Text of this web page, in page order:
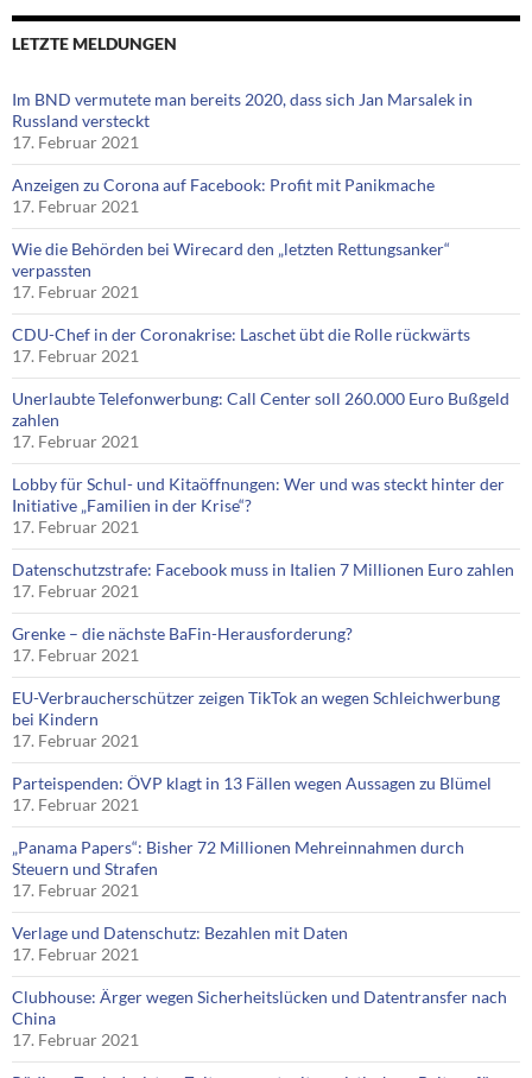
LETZTE MELDUNGEN
Im BND vermutete man bereits 2020, dass sich Jan Marsalek in
Russland versteckt
17. Februar 2021
Anzeigen zu Corona auf Facebook: Profit mit Panikmache
17. Februar 2021
Wie die Behörden bei Wirecard den „letzten Rettungsanker“
verpassten
17. Februar 2021
CDU-Chef in der Coronakrise: Laschet übt die Rolle rückwärts
17. Februar 2021
Unerlaubte Telefonwerbung: Call Center soll 260.000 Euro Bußgeld
zahlen
17. Februar 2021
Lobby für Schul- und Kitaöffnungen: Wer und was steckt hinter der
Initiative „Familien in der Krise“?
17. Februar 2021
Datenschutzstrafe: Facebook muss in Italien 7 Millionen Euro zahlen
17. Februar 2021
Grenke – die nächste BaFin-Herausforderung?
17. Februar 2021
EU-Verbraucherschützer zeigen TikTok an wegen Schleichwerbung
bei Kindern
17. Februar 2021
Parteispenden: ÖVP klagt in 13 Fällen wegen Aussagen zu Blümel
17. Februar 2021
„Panama Papers“: Bisher 72 Millionen Mehreinnahmen durch
Steuern und Strafen
17. Februar 2021
Verlage und Datenschutz: Bezahlen mit Daten
17. Februar 2021
Clubhouse: Ärger wegen Sicherheitslücken und Datentransfer nach
China
17. Februar 2021